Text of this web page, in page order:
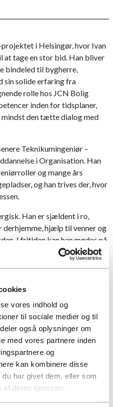
vores indhold og
til sociale medier og til
også oplysninger om
med vores partnere inden
og
kan kombinere disse
har givet dem, eller som
af deres tjenester.
i Helsingør, hvor Ivan
at tage en stor bid. Han bliver
bindeled til bygherre,
sin solide erfaring fra
rolle hos JCN Bolig
inden for tidsplaner,
den tætte dialog med
Teknikumingeniør –
i Organisation. Han
og mange års
og han trives der, hvor
Han er sjældent i ro,
hjælp til venner og
I fritiden kan han mødes på
Mange andre sportsgrene
flere krummer i.